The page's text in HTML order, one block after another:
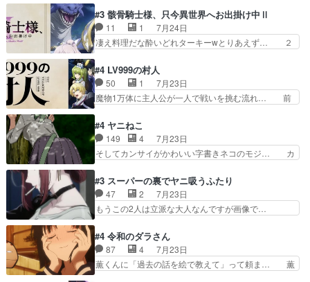
昭和キッズを恐怖のどん底へ突… 現代で有名な口
裂け女登場！お市ちゃん、ポ… ろくろ首の除霊シ
ーン「悪霊退散」のパチン…
いたぶってるのか！？Cパートで懐か… 普通にド
ッジが激アツ。いや羽仁衣が初めて… 優谷優の声
優に「ちんこ」って言わせてて興… 珍子ちゃ
ん………！！！！？！先週に引き続… これは意図
限ったことでなく、最近のアニ… 東山朱莉
（AkariHIGASHIYAM… こんなに可憐で可愛い泣
き虫メイドが僅か3…
#3 骸骨騎士様、只今異世界へお出掛け中Ⅱ
11 1
7月24日
凄え料理だな酔いどれターキーwとりあえず… ２
いの良いお兄ちゃん！！現場も楽しかっ… 第３話
をｄアニメストアで視聴しました。視… ローデン
王国ホーバン領を訪れたアーク一行… 1期に引き
続き２期にも出演させていただけ… 1期の頃から
題解決特筆する事は無いが、… 今週もありがとう
ございます耳がヒクヒクな… 時計台に登ってるの
見ると挟まれないか心配…
#4 LV999の村人
50 1
7月23日
魔物1万体に主人公が一人で戦いを挑む流れ… 前
を魔物と人間に殺された鏡の生い立ち。… 勇者た
ちを信じてアリスを預ける、鏡を信じ… 勇者パー
ティが仲間になった！？会話が通じ… 鏡の過去、
辛すぎて胸が苦しくなりました…… 最初、勇者パ
コちゃんの性別が間違えられ… 鏡の両親がモンス
ターと人間にそれぞれ命を… 胸が苦しくなるほど
鏡くんの過去がとても残…
#4 ヤニねこ
149 4
7月23日
そしてカンサイがかわいい字書きネコのモジ… カ
は『ちんこ』によってリミッターが外れ… 今回は
汚い要素あまりなく普通にギャグアニ… あとアイ
キャッチが釈迦だったの本当に最高… まー、今回
もコンプライアンス違反にどこま… 達郎のオチに
ニメが好きでも大丈夫だよ」… あんな事こんな事
いっぱいさせられちゃうこ… 妹ネコちゃんのバー
ガーにタバコ入ってるの…
#3 スーパーの裏でヤニ吸うふたり
47 2
7月23日
もうこの2人は立派な大人なんですが画像で…
こ叡智でセクシー！ミストふっかけて嗅ぎ… あい
かわらず山田さんと田山さんが同一人物… 今さら
だけどずとまよのOP合ってるね。首… 佐々木と
田山さんにロマンスの香りが漂って… 佐々木さん
#4 令和のダラさん
87 4
7月23日
薫くんに「過去の話を絵で教えて」って頼ま… 薫